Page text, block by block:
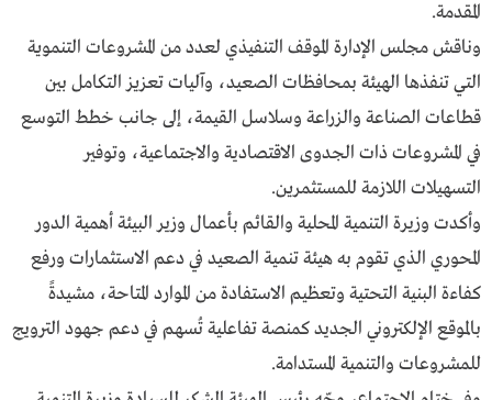
المقدمة.
وناقش مجلس الإدارة الموقف التنفيذي لعدد من المشروعات التنموية
التي تنفذها الهيئة بمحافظات الصعيد، وآليات تعزيز التكامل بين
قطاعات الصناعة والزراعة وسلاسل القيمة، إلى جانب خطط التوسع
في المشروعات ذات الجدوى الاقتصادية والاجتماعية، وتوفير
التسهيلات اللازمة للمستثمرين.
وأكدت وزيرة التنمية المحلية والقائم بأعمال وزير البيئة أهمية الدور
المحوري الذي تقوم به هيئة تنمية الصعيد في دعم الاستثمارات ورفع
كفاءة البنية التحتية وتعظيم الاستفادة من الموارد المتاحة، مشيدةً
بالموقع الإلكتروني الجديد كمنصة تفاعلية تُسهم في دعم جهود الترويج
للمشروعات والتنمية المستدامة.